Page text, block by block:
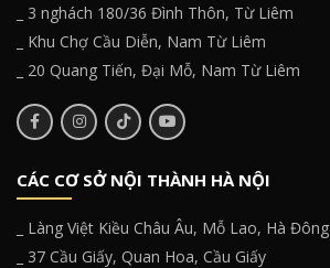
_ 3 nghách 180/36 Đình Thôn, Từ Liêm
_ Khu Chợ Cầu Diễn, Nam Từ Liêm
_ 20 Quang Tiến, Đại Mỗ, Nam Từ Liêm
CÁC CƠ SỞ NỘI THÀNH HÀ NỘI
_ Làng Việt Kiều Châu Âu, Mỗ Lao, Hà Đông
_ 37 Cầu Giấy, Quan Hoa, Cầu Giấy